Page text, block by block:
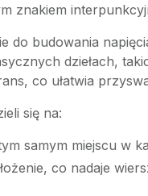
znakiem
do budowania
dziełach,
co ułatwia
się na:
samym miejscu w
co nadaje